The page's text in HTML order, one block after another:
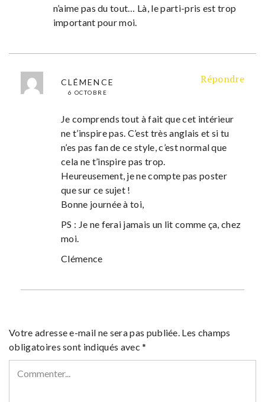
n’aime pas du tout… Là, le parti-pris est trop
important pour moi.
CLÉMENCE
6 OCTOBRE
Répondre
Je comprends tout à fait que cet intérieur
ne t’inspire pas. C’est très anglais et si tu
n’es pas fan de ce style, c’est normal que
cela ne t’inspire pas trop.
Heureusement, je ne compte pas poster
que sur ce sujet !
Bonne journée à toi,
PS : Je ne ferai jamais un lit comme ça, chez
moi.
Clémence
Votre adresse e-mail ne sera pas publiée. Les champs
obligatoires sont indiqués avec*